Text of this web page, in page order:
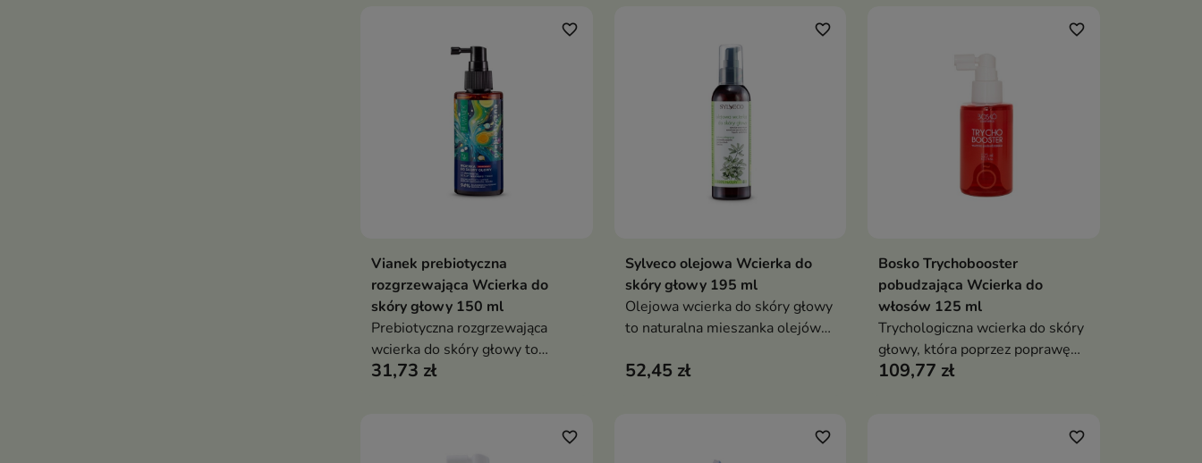
zagęszczenie włosów. Wzmacnia
skórę głowy, poprawia kondycję
włosów i przywraca im zdrowy
włosów oraz wzmacnia cebulki
Dodaj do koszyka
favorite_border
Vianek prebiotyczna
rozgrzewająca Wcierka do
skóry głowy 150 ml
Prebiotyczna rozgrzewająca
wcierka do skóry głowy to
kosmetyk stworzony z myślą o
31,73 zł
Dodaj do koszyka
favorite_border
Sylveco olejowa Wcierka do
skóry głowy 195 ml
Olejowa wcierka do skóry głowy
to naturalna mieszanka olejów
eterycznych, która wzmacnia
52,45 zł
Dodaj do koszyka
favorite_border
Bosko Trychobooster
pobudzająca Wcierka do
włosów 125 ml
Trychologiczna wcierka do skóry
głowy, która poprzez poprawę
mikrokrążenia stymuluje mieszki
109,77 zł
favorite_border favorite_border favorite_border